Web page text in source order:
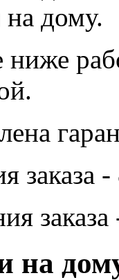
на дому.
ниже
заказа
на